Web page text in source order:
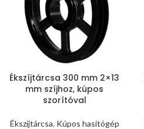
Ékszíjtárcsa 300 mm 2×13
mm szíjhoz, kúpos
szorítóval
Ékszíjtárcsa, Kúpos hasítógép